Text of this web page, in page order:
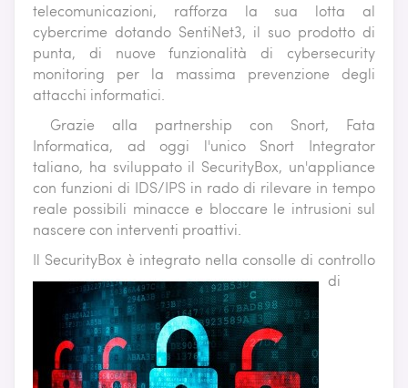
telecomunicazioni, rafforza la sua lotta al
cybercrime dotando SentiNet3, il suo prodotto di
punta, di nuove funzionalità di cybersecurity
monitoring per la massima prevenzione degli
attacchi informatici.
Grazie alla partnership con Snort, Fata
Informatica, ad oggi l'unico Snort Integrator
taliano, ha sviluppato il SecurityBox, un'appliance
con funzioni di IDS/IPS in rado di rilevare in tempo
reale possibili minacce e bloccare le intrusioni sul
nascere con interventi proattivi.
Il SecurityBox è integrato nella consolle di controllo
di